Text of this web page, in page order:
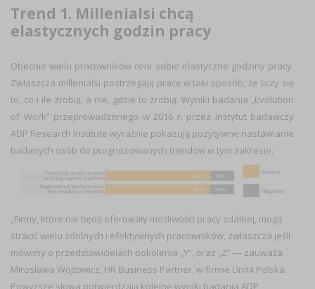
Trend 1. Millenialsi chcą
elastycznych godzin pracy
Obecnie wielu pracowników ceni sobie elastyczne godziny pracy.
Zwłaszcza millenialsi postrzegają pracę w taki sposób, że liczy się
to, co i ile zrobią, a nie, gdzie to zrobią. Wyniki badania „Evolution
of Work” przeprowadzonego w 2016 r. przez instytut badawczy
ADP Research Institute wyraźnie pokazują pozytywne nastawianie
badanych osób do prognozowanych trendów w tym zakresie:
„Firmy, które nie będą oferowały możliwości pracy zdalnej, mogą
stracić wielu zdolnych i efektywnych pracowników, zwłaszcza jeśli
mówimy o przedstawicielach pokolenia „Y”, oraz „Z” — zauważa
Mirosława Wojtowicz, HR Business Partner, w firmie Unit4 Polska.
Powyższe słowa potwierdzają kolejne wyniki badania ADP